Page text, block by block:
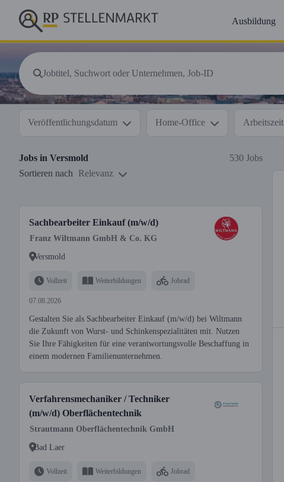
Ausbildung
Veröffentlichungsdatum Home-Office Arbeitszeit
Jobs in Versmold
530 Jobs
Sortieren nach
Relevanz
Sachbearbeiter Einkauf (m/w/d)
Franz Wiltmann GmbH & Co. KG
Versmold
Vollzeit Weiterbildungen Jobrad
07.08.2026
Gestalten Sie als Sachbearbeiter Einkauf (m/w/d) bei Wiltmann
die Zukunft von Wurst- und Schinkenspezialitäten mit. Nutzen
Sie Ihre Fähigkeiten für eine verantwortungsvolle Beschaffung in
einem modernen Familienunternehmen.
Verfahrensmechaniker / Techniker
(m/w/d) Oberflächentechnik
Strautmann Oberflächentechnik GmbH
Bad Laer
Vollzeit Weiterbildungen Jobrad